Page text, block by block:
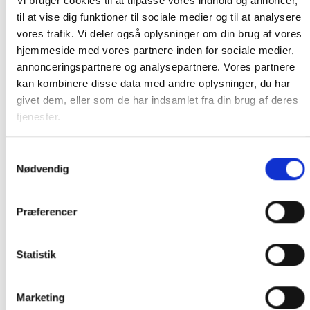
til at vise dig funktioner til sociale medier og til at analysere
vores trafik. Vi deler også oplysninger om din brug af vores
hjemmeside med vores partnere inden for sociale medier,
annonceringspartnere og analysepartnere. Vores partnere
kan kombinere disse data med andre oplysninger, du har
givet dem, eller som de har indsamlet fra din brug af deres
tjenester.
Nødvendig
Præferencer
Statistik
Marketing
WiFi Protected Setup understøtter automatisk
indstilling af krypterede forbindelser
Bluetooth til trådløs overførsel af din yndlingsmusik
Diverse
Tre favoritknapper direkte på forsiden kan tildeles
radiostationer og markere afspilningslister
Netværksstrømme via UPnP og WiFi-strøm (DLNA-
Kompatibel med Spotify Connect
(iOS / Android)
Vores Webshop er e-mærket - naturligvis!
En nem og gennemskuelig handel